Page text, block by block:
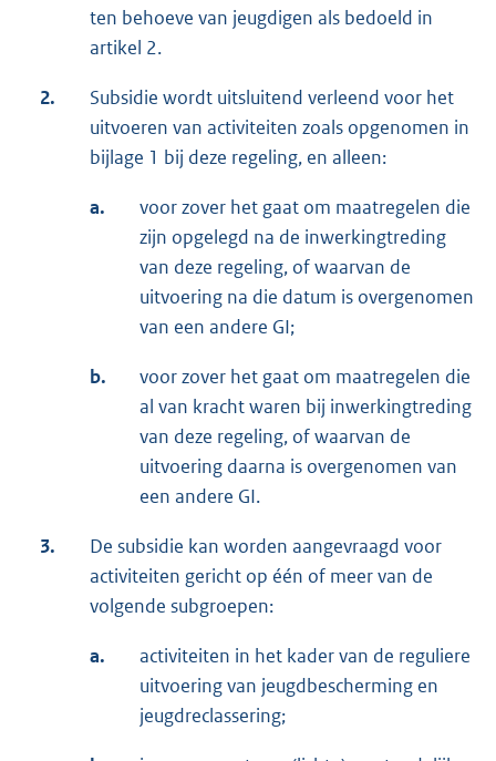
ten behoeve van jeugdigen als bedoeld in
artikel 2.
2.
Subsidie wordt uitsluitend verleend voor het
uitvoeren van activiteiten zoals opgenomen in
bijlage 1 bij deze regeling, en alleen:
a.
voor zover het gaat om maatregelen die
zijn opgelegd na de inwerkingtreding
van deze regeling, of waarvan de
uitvoering na die datum is overgenomen
van een andere GI;
b.
voor zover het gaat om maatregelen die
al van kracht waren bij inwerkingtreding
van deze regeling, of waarvan de
uitvoering daarna is overgenomen van
een andere GI.
3.
De subsidie kan worden aangevraagd voor
activiteiten gericht op één of meer van de
volgende subgroepen:
a.
activiteiten in het kader van de reguliere
uitvoering van jeugdbescherming en
jeugdreclassering;